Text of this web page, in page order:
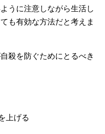
うに注意しながら生活し
も有効な方法だと考えま
殺を防ぐためにとるべき
上げる